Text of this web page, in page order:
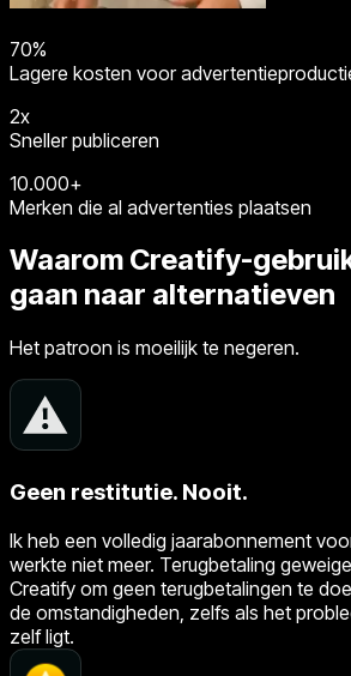
70%
Lagere kosten voor
2x
Sneller publiceren
10.000+
Merken die al advertenties plaatsen
Waarom Creatify-
gaan naar alternatieven
Het patroon is moeilijk te negeren.
Geen restitutie. Nooit.
Ik heb een volledig jaarabonnement
werkte niet meer. Terugbetaling
Creatify om geen terugbetalingen te
de omstandigheden, zelfs als het
zelf ligt.